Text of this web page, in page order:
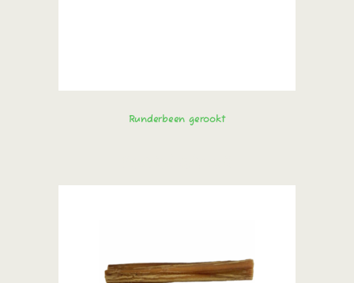
Runderbeen gerookt